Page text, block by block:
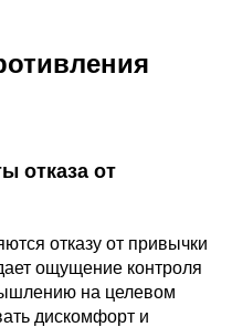
отказа от
отказу от привычки
ощущение контроля
на целевом
дискомфорт и